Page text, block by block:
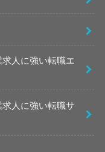
人に強い転職エ
人に強い転職サ